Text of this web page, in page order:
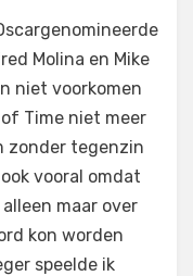
Molina en Mike
niet voorkomen
Time niet meer
zonder tegenzin
vooral omdat
maar over
kon worden
speelde ik